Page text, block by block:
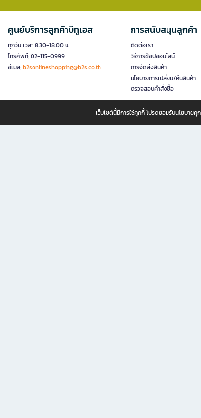
ศูนย์บริการลูกค้าบีทูเอส
ทุกวัน เวลา 8.30-18.00 น.
โทรศัพท์: 02-115-0999
อีเมล:b2sonlineshopping@b2s.co.th
การสนับสนุนลูกค้า
ติดต่อเรา
วิธีการช้อปออนไลน์
การจัดส่งสินค้า
นโยบายการเปลี่ยน/คืนสินค้า
ตรวจสอบคำสั่งซื้อ
เว็บไซต์นี้มีการใช้คุกกี้ โปรดยอมรับนโยบาย